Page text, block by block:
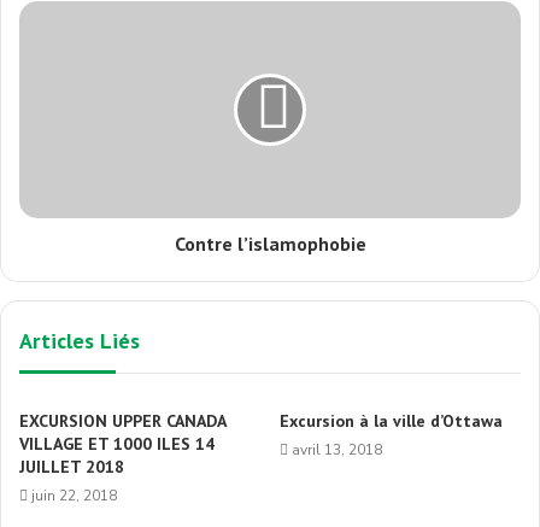
Contre l’islamophobie
Articles Liés
EXCURSION UPPER CANADA
VILLAGE ET 1000 ILES 14
JUILLET 2018
juin 22, 2018
Excursion à la ville d’Ottawa
avril 13, 2018